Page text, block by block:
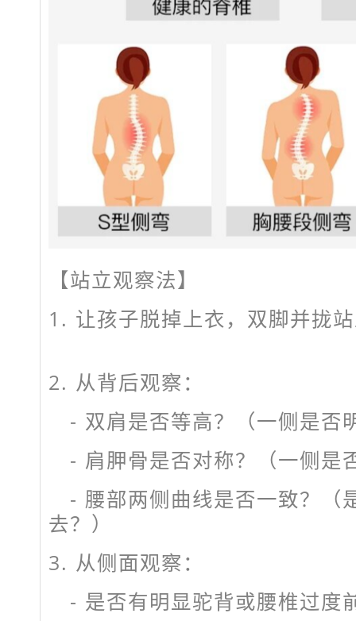
【站立观察法】
1. 让孩子脱掉上衣，双脚并拢
2. 从背后观察：
- 双肩是否等高？（一侧是
- 肩胛骨是否对称？（一侧
- 腰部两侧曲线是否一致？（
去？）
3. 从侧面观察：
- 是否有明显驼背或腰椎过